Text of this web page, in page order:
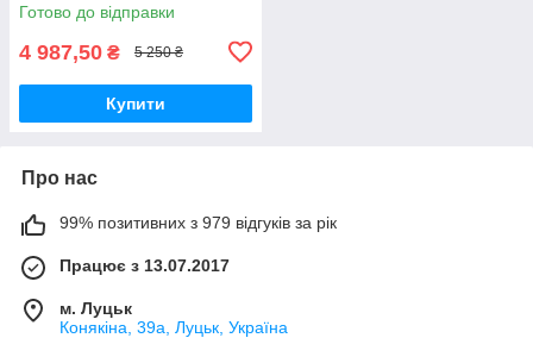
Готово до відправки
4 987,50 ₴ 5 250 ₴
Купити
Про нас
99% позитивних з 979 відгуків за рік
Працює з 13.07.2017
м. Луцьк
Конякіна, 39а, Луцьк, Україна